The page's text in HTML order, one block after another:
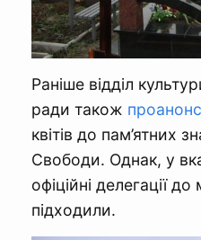
Раніше відділ
ради також
квітів до пам’ятних
Свободи. Однак, у
офіційні делегації
підходили.